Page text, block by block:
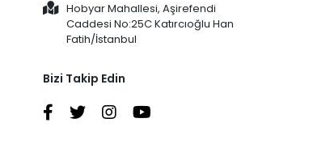
Hobyar Mahallesi, Aşirefendi
Caddesi No:25C Katırcıoğlu Han
Fatih/İstanbul
Bizi Takip Edin